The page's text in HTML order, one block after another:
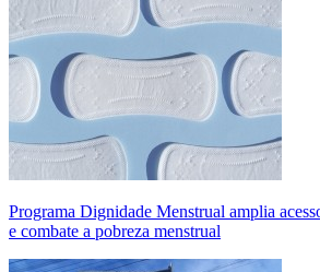
Programa Dignidade Menstrual amplia
e combate a pobreza menstrual